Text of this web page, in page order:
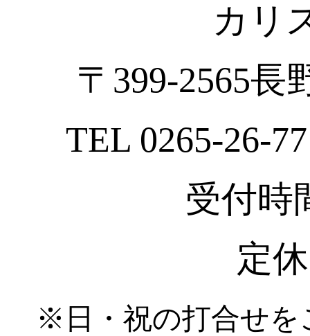
カリ
〒399-2565長
TEL 0265-26-
受付時
定
※日・祝の打合せを